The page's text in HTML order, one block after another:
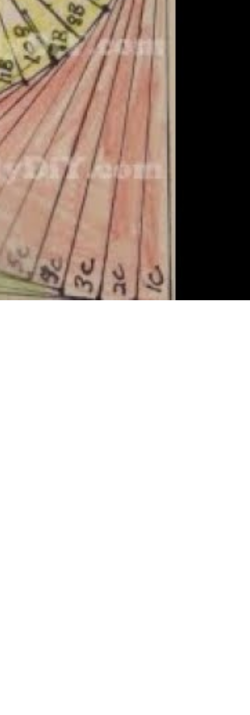
se entiende bastante bien 🙂
con el esquema para ir colocando los papeles.
tantas tiras como necesites, en los colores o
del proyecto que he hecho para
el taller de este finde
espero que te gusten.